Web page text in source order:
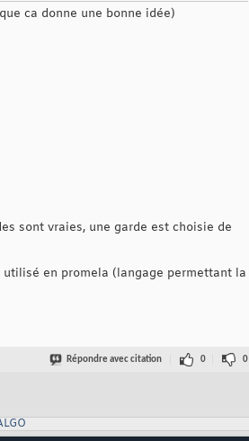
ca donne une bonne idée)
sont vraies, une garde est choisie de
en promela (langage permettant la
Répondre avec citation 0 0